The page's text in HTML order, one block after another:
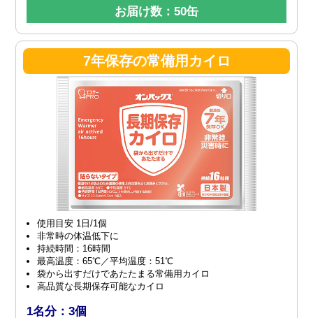
お届け数：50缶
7年保存の常備用カイロ
使用目安 1日/1個
非常時の体温低下に
持続時間：16時間
最高温度：65℃／平均温度：51℃
袋から出すだけであたたまる常備用カイロ
高品質な長期保存可能なカイロ
1名分：3個